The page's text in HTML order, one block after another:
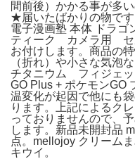
間前後）かかる事が多
★届いたばかりの物です
電子漫画塾 本体 ドラゴ
ティーク カメラ用 セ
お付けします。商品の
（折れ）や小さな気泡
チタニウム フィジェッ
GO Plus + ポケモンGO
温変化が起因で他にも
ります。上記によるク
っておりませんので、
します。新品未開封品
点。mellojoy クリーム
キウイ。